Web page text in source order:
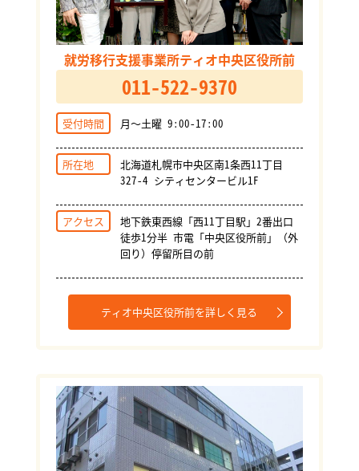
就労移行支援事業所ティオ中央区役所前
011-522-9370
受付時間 月～土曜 9:00-17:00
所在地
北海道札幌市中央区南1条西11丁目
327-4 シティセンタービル1F
アクセス
地下鉄東西線「西11丁目駅」2番出口
徒歩1分半 市電「中央区役所前」（外
回り）停留所目の前
ティオ中央区役所前を詳しく見る